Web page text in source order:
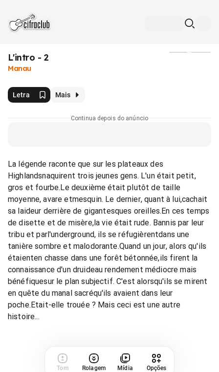
L'intro - 2
Manau
Letra Mais
Continua depois do anúncio
La légende raconte que sur les plateaux des
Highlandsnaquirent trois jeunes gens. L'un était petit,
gros et fourbe.Le deuxième était plutôt de taille
moyenne, avare etmesquin. Le dernier, quant à lui,cachait
sa laideur derrière de gigantesques oreilles.En ces temps
de disette et de misère,la vie était rude. Bannis par leur
tribu et parl'underground, ils se réfugièrentdans une
tanière sombre et malodorante.Quand un jour, alors qu'ils
étaienten chasse dans une forêt bétonnée,ils firent la
connaissance d'un druideau rendement médiocre mais
bénéfiquesur le plan subjectif. C'est alorsqu'ils se mirent
en quête du manal sacréqu'ils avaient dans leur
poche.Etait-elle trouée ? Mais ceci est une autre
histoire...
Tom Rolagem Mídia Opções